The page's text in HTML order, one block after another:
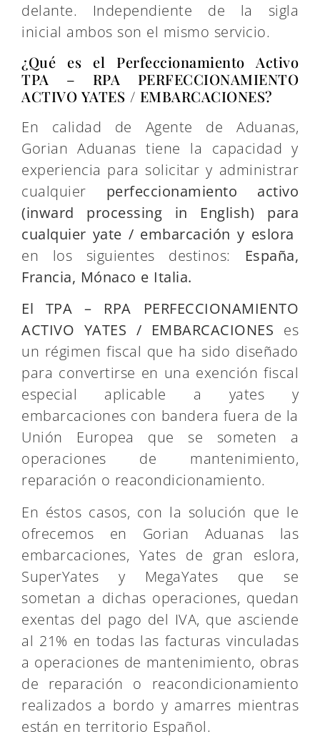
delante. Independiente de la sigla
inicial ambos son el mismo servicio.
¿Qué es el Perfeccionamiento Activo
TPA – RPA PERFECCIONAMIENTO
ACTIVO YATES / EMBARCACIONES?
En calidad de Agente de Aduanas,
Gorian Aduanas tiene la capacidad y
experiencia para solicitar y administrar
cualquier perfeccionamiento activo
(inward processing in English) para
cualquier yate / embarcación y eslora
en los siguientes destinos:
España,
Francia, Mónaco e Italia.
El TPA – RPA PERFECCIONAMIENTO
ACTIVO YATES / EMBARCACIONES es
un régimen fiscal que ha sido diseñado
para convertirse en una exención fiscal
especial aplicable a yates y
embarcaciones con bandera fuera de la
Unión Europea que se someten a
operaciones de mantenimiento,
reparación o reacondicionamiento.
En éstos casos, con la solución que le
ofrecemos en Gorian Aduanas las
embarcaciones, Yates de gran eslora,
SuperYates y MegaYates que se
sometan a dichas operaciones, quedan
exentas del pago del IVA, que asciende
al 21% en todas las facturas vinculadas
a operaciones de mantenimiento, obras
de reparación o reacondicionamiento
realizados a bordo y amarres mientras
están en territorio Español.